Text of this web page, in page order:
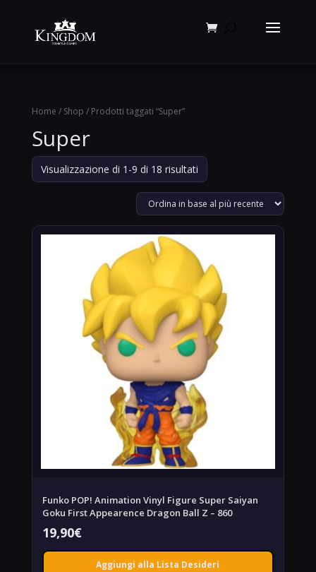
Home / Shop / Prodotti taggati “Super”
Super
Visualizzazione di 1-9 di 18 risultatiOrdina
in
base
al
più
Funko POP! Animation Vinyl Figure Super Saiyan
Goku First Appearence Dragon Ball Z – 860
19,90€
Aggiungi alla Lista Desideri